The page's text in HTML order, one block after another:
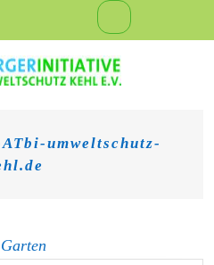
umweltschutz-